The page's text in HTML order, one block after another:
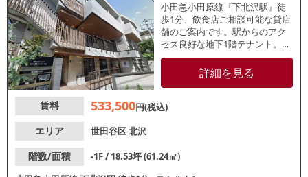
小田急小田原線『下北沢駅』徒
歩1分、飲食店ご相談可能な貸店
舗のご案内です。駅からのアク
セス良好な地下1階テナント。周
辺は住宅街が広がっているた
め、地域住民を中心とした集客
が期待できます。諸条件等、お
詳細を見る
賃料 533,500円(税込)
エリア
世田谷区北沢
階数/面積
-1F / 18.53坪 (61.24㎡)